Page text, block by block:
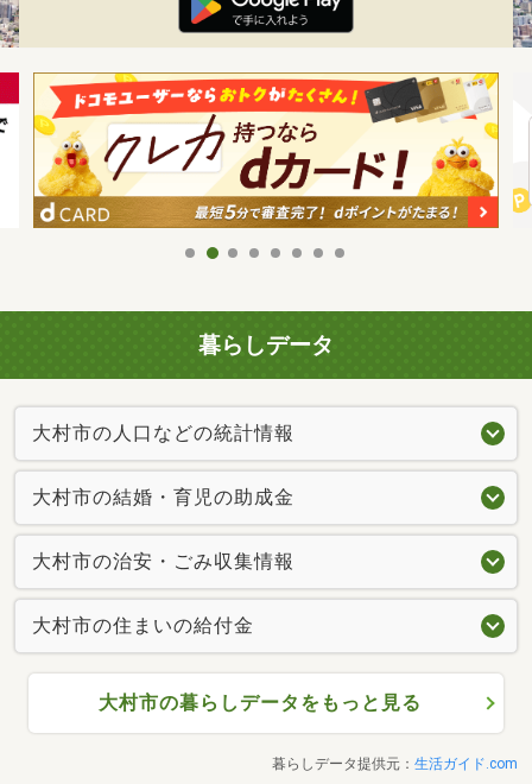
暮らしデータ
大村市の人口などの統計情報
大村市の結婚・育児の助成金
大村市の治安・ごみ収集情報
大村市の住まいの給付金
大村市の暮らしデータをもっと見る
暮らしデータ提供元： 生活ガイド.com